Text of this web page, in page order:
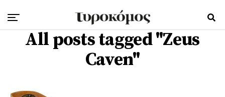
All posts tagged "Zeus
Caven"